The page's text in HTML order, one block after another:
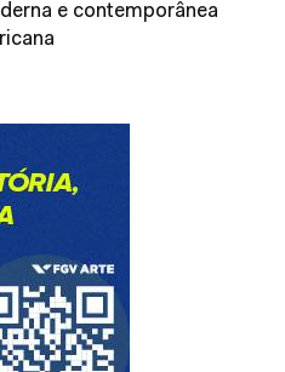
e contemporânea